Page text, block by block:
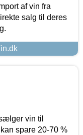
af vin fra
salg til deres
vin til
spare 20-70 %